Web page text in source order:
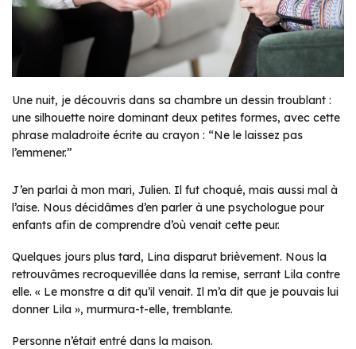
Une nuit, je découvris dans sa chambre un dessin troublant :
une silhouette noire dominant deux petites formes, avec cette
phrase maladroite écrite au crayon : “Ne le laissez pas
l’emmener.”
J’en parlai à mon mari, Julien. Il fut choqué, mais aussi mal à
l’aise. Nous décidâmes d’en parler à une psychologue pour
enfants afin de comprendre d’où venait cette peur.
Quelques jours plus tard, Lina disparut brièvement. Nous la
retrouvâmes recroquevillée dans la remise, serrant Lila contre
elle. « Le monstre a dit qu’il venait. Il m’a dit que je pouvais lui
donner Lila », murmura-t-elle, tremblante.
Personne n’était entré dans la maison.